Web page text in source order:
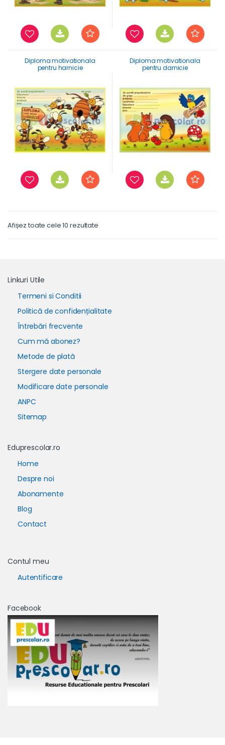
Diploma motivationala
pentru harnicie
Diploma motivationala
pentru darnicie
Afișez toate cele 10 rezultate
Linkuri Utile
Termeni si Conditii
Politică de confidențialitate
Întrebări frecvente
Cum mă abonez?
Metode de plată
Stergere date personale
Modificare date personale
ANPC
Sitemap
Eduprescolar.ro
Home
Despre noi
Abonamente
Blog
Contact
Contul meu
Autentificare
Facebook